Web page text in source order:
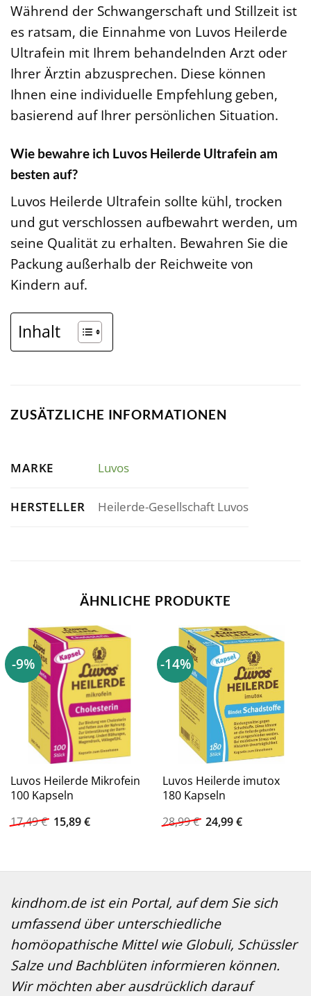
Während der Schwangerschaft und Stillzeit ist
es ratsam, die Einnahme von Luvos Heilerde
Ultrafein mit Ihrem behandelnden Arzt oder
Ihrer Ärztin abzusprechen. Diese können
Ihnen eine individuelle Empfehlung geben,
basierend auf Ihrer persönlichen Situation.
Wie bewahre ich Luvos Heilerde Ultrafein am
besten auf?
Luvos Heilerde Ultrafein sollte kühl, trocken
und gut verschlossen aufbewahrt werden, um
seine Qualität zu erhalten. Bewahren Sie die
Packung außerhalb der Reichweite von
Kindern auf.
Inhalt
ZUSÄTZLICHE INFORMATIONEN
MARKE Luvos
HERSTELLER Heilerde-Gesellschaft Luvos
ÄHNLICHE PRODUKTE
-9%
Luvos Heilerde Mikrofein
100 Kapseln
17,49€ Ursprünglicher
Preis
15,89€Aktueller
-14%
Luvos Heilerde imutox
180 Kapseln
28,99€ Ursprünglicher
Preis
24,99€Aktueller
kindhom.de ist ein Portal, auf dem Sie sich
umfassend über unterschiedliche
homöopathische Mittel wie Globuli, Schüssler
Salze und Bachblüten informieren können.
Wir möchten aber ausdrücklich darauf